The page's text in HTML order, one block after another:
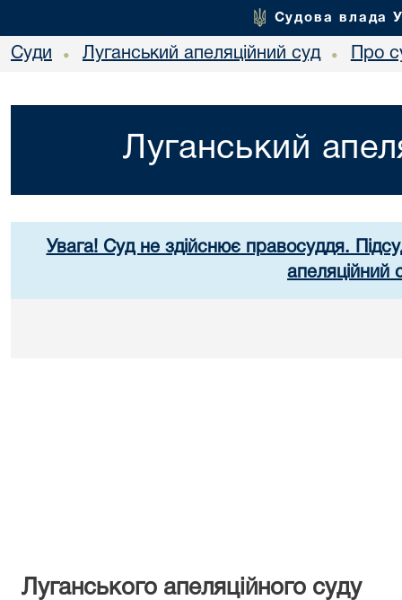
Судова влада
Суди • Луганський апеляційний суд • Про
Луганський
Увага! Суд не здійснює правосуддя.
апеляційний
Луганського апеляційного суду